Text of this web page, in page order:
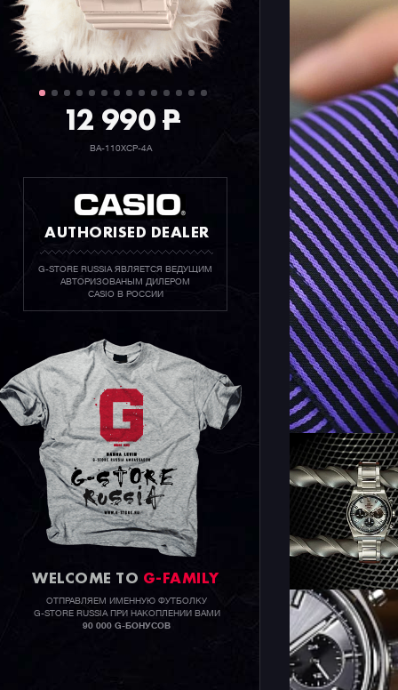
12 990P
BA-110XCP-4A
AUTHORISED DEALER
G-STORE RUSSIA ЯВЛЯЕТСЯ ВЕДУЩИМ
АВТОРИЗОВАНЫМ ДИЛЕРОМ
CASIO В РОССИИ
WELCOME TO G-FAMILY
ОТПРАВЛЯЕМ ИМЕННУЮ ФУТБОЛКУ
G-STORE RUSSIA ПРИ НАКОПЛЕНИИ ВАМИ
90 000 G-БОНУСОВ